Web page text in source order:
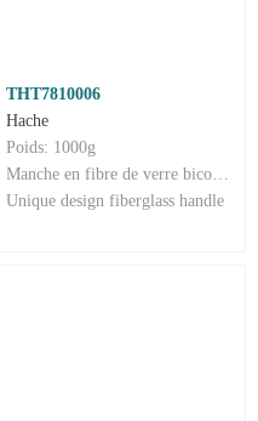
THT7810006
Hache
Poids: 1000g
Manche en fibre de verre bicolore
Unique design fiberglass handle